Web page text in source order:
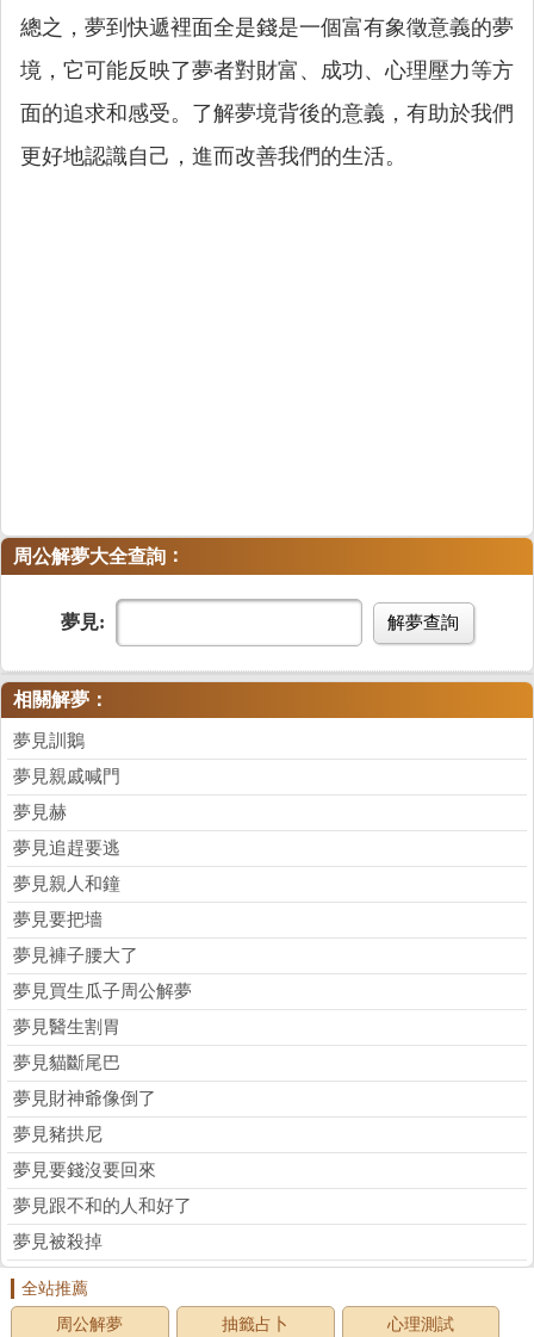
總之，夢到快遞裡面全是錢是一個富有象徵意義的夢
境，它可能反映了夢者對財富、成功、心理壓力等方
面的追求和感受。了解夢境背後的意義，有助於我們
更好地認識自己，進而改善我們的生活。
周公解夢大全查詢 ：
夢見: 解夢查詢
相關解夢：
夢見訓鵝
夢見親戚喊門
夢見赫
夢見追趕要逃
夢見親人和鐘
夢見要把墻
夢見褲子腰大了
夢見買生瓜子周公解夢
夢見醫生割胃
夢見貓斷尾巴
夢見財神爺像倒了
夢見豬拱尼
夢見要錢沒要回來
夢見跟不和的人和好了
夢見被殺掉
全站推薦
周公解夢
抽籤占卜 心理測試